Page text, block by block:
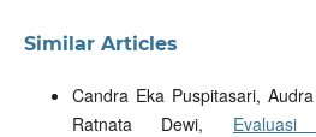
Similar Articles
Candra Eka Puspitasari,
Ratnata Dewi,